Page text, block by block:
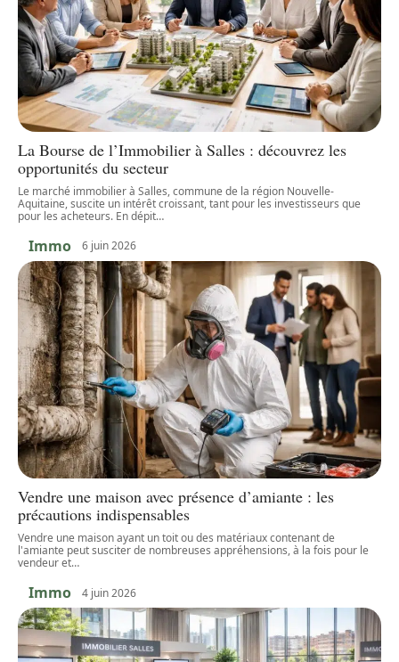
La Bourse de l’Immobilier à Salles : découvrez les
opportunités du secteur
Le marché immobilier à Salles, commune de la région Nouvelle-
Aquitaine, suscite un intérêt croissant, tant pour les investisseurs que
pour les acheteurs. En dépit…
Immo 6 juin 2026
Vendre une maison avec présence d’amiante : les
précautions indispensables
Vendre une maison ayant un toit ou des matériaux contenant de
l'amiante peut susciter de nombreuses appréhensions, à la fois pour le
vendeur et…
Immo 4 juin 2026